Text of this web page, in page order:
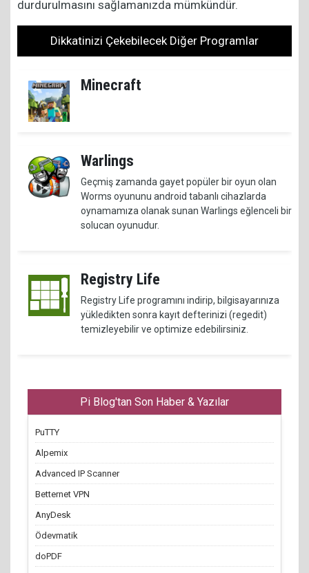
durdurulmasını sağlamanızda mümkündür.
Dikkatinizi Çekebilecek Diğer Programlar
Minecraft
Warlings
Geçmiş zamanda gayet popüler bir oyun olan
Worms oyununu android tabanlı cihazlarda
oynamamıza olanak sunan Warlings eğlenceli bir
solucan oyunudur.
Registry Life
Registry Life programını indirip, bilgisayarınıza
yükledikten sonra kayıt defterinizi (regedit)
temizleyebilir ve optimize edebilirsiniz.
Pi Blog'tan Son Haber & Yazılar
PuTTY
Alpemix
Advanced IP Scanner
Betternet VPN
AnyDesk
Ödevmatik
doPDF